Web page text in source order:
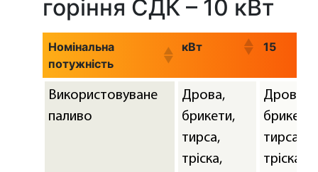
горіння CДК – 10 кВт
Номінальна
потужність
кВт 15
Використовуване
паливо
Дрова,
брикети,
тирса,
тріска,
Дрова,
брикети,
тирса,
тріска,